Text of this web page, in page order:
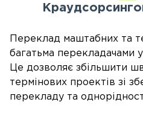
Переклад маштабних та
багатьма перекладачами у
Це дозволяє збільшити
термінових проектів зі
перекладу та